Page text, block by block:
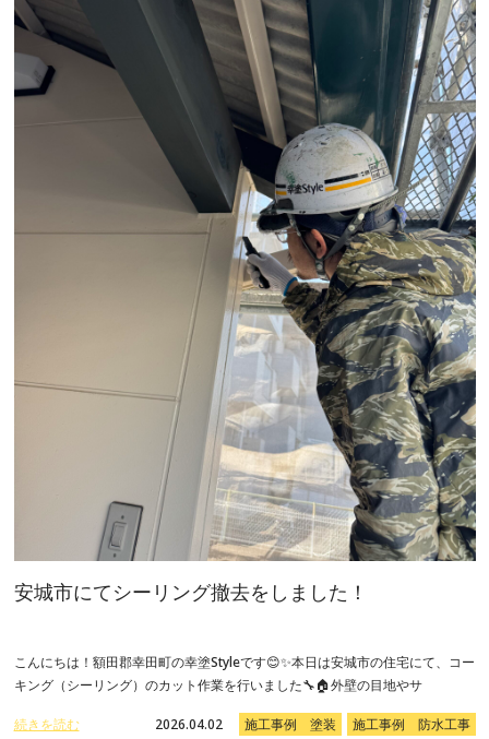
安城市にてシーリング撤去をしました！
こんにちは！額田郡幸田町の幸塗Styleです😊✨本日は安城市の住宅にて、コー
キング（シーリング）のカット作業を行いました🔧🏠外壁の目地やサ
続きを読む 2026.04.02 施工事例 塗装 施工事例 防水工事